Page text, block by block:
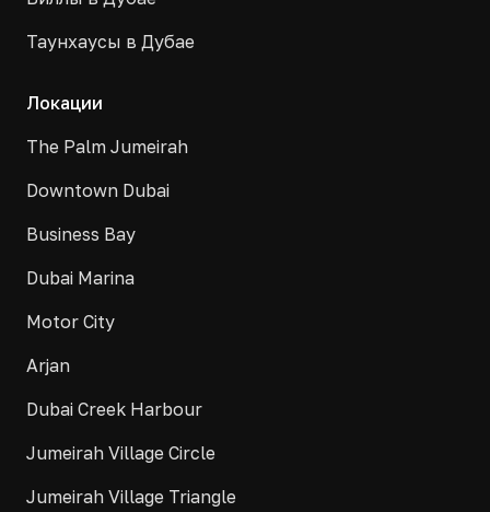
Таунхаусы в Дубае
Локации
The Palm Jumeirah
Downtown Dubai
Business Bay
Dubai Marina
Motor City
Arjan
Dubai Creek Harbour
Jumeirah Village Circle
Jumeirah Village Triangle